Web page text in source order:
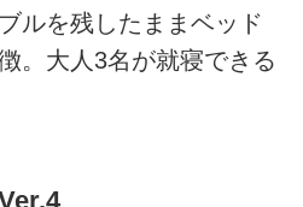
ルを残したままベッド
。大人3名が就寝できる